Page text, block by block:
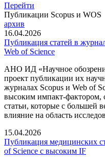
Перейти
Публикации Scopus и WOS
архив
16.04.2026
Публикация статей в
Web of Science
АНО ИД «Научное
проект публикации их
журналах Scopus и Web of
высоким импакт-фактором,
статьи, которые с большей
влияние на область
15.04.2026
Публикация медицинских
of Science с высоким IF